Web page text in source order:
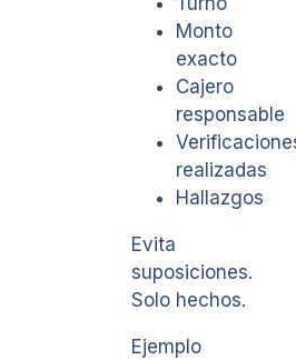
Monto
exacto
Cajero
responsable
realizadas
Hallazgos
Evita
suposiciones.
Solo hechos.
Ejemplo